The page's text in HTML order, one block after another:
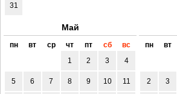
31
Май
пн вт ср чт пт сб
вс
1
2 3 4
5 6 7 8 9 10 11
пн вт
2 3